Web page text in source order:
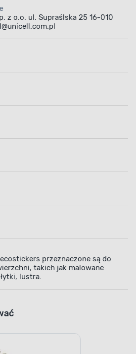
z o.o. ul. Supraślska 25 16-010
przeznaczone są do
takich jak malowane
lustra.